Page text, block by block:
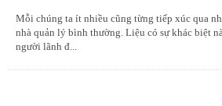
Mỗi chúng ta ít nhiều cũng từng tiếp xúc qua
nhà quản lý bình thường. Liệu có sự khác biệt
người lãnh đ...